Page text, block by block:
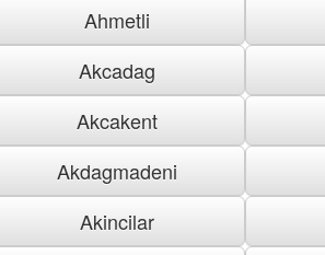
Ahmetli
Akcadag
Akcakent
Akdagmadeni
Akincilar